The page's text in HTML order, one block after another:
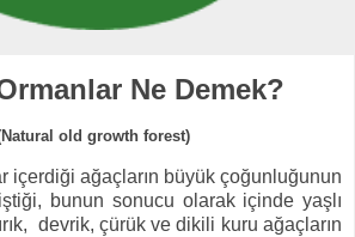
Ne Demek?
old growth forest)
içerdiği ağaçların büyük çoğunluğunun
bunun sonucu olarak içinde yaşlı
devrik, çürük ve dikili kuru ağaçların